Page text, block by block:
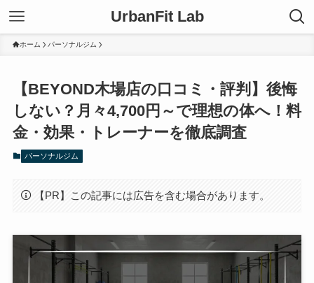
UrbanFit Lab
ホーム パーソナルジム
【BEYOND木場店の口コミ・評判】後悔
しない？月々4,700円～で理想の体へ！料
金・効果・トレーナーを徹底調査
パーソナルジム
【PR】この記事には広告を含む場合があります。